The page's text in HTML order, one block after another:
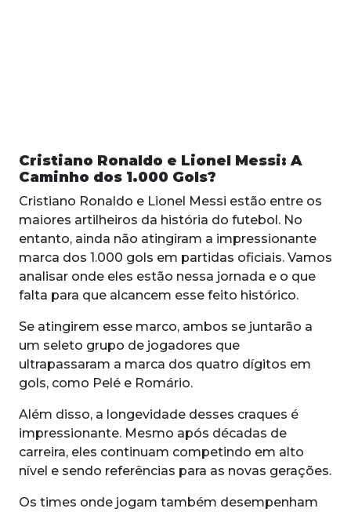
Cristiano Ronaldo e Lionel Messi: A
Caminho dos 1.000 Gols?
Cristiano Ronaldo e Lionel Messi estão entre os
maiores artilheiros da história do futebol. No
entanto, ainda não atingiram a impressionante
marca dos 1.000 gols em partidas oficiais. Vamos
analisar onde eles estão nessa jornada e o que
falta para que alcancem esse feito histórico.
Se atingirem esse marco, ambos se juntarão a
um seleto grupo de jogadores que
ultrapassaram a marca dos quatro dígitos em
gols, como Pelé e Romário.
Além disso, a longevidade desses craques é
impressionante. Mesmo após décadas de
carreira, eles continuam competindo em alto
nível e sendo referências para as novas gerações.
Os times onde jogam também desempenham